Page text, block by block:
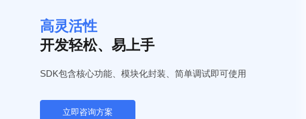
高灵活性
开发轻松、易上手
SDK包含核心功能、模块化封装、 简单调试即可使用
立即咨询方案